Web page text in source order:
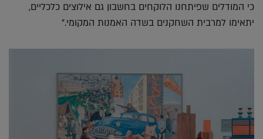
כי המודלים שפיתחנו הלוקחים בחשבון גם אילוצים כלכליים,
יתאימו למרבית השחקנים בשדה האמנות המקומי."